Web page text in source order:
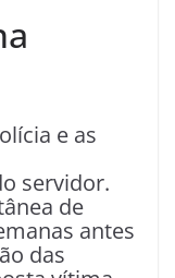
e as
servidor.
de
antes
das